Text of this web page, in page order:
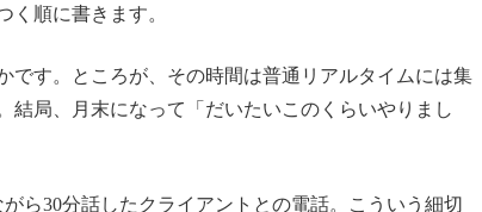
順に書きます。
です。ところが、その時間は普通リアルタイムには集
局、月末になって「だいたいこのくらいやりまし
ら30分話したクライアントとの電話。こういう細切